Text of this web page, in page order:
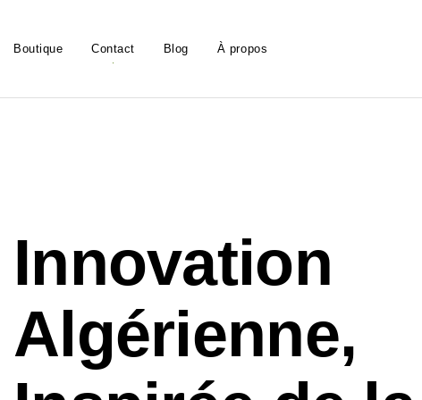
Boutique Contact Blog À propos
Innovation
Algérienne,